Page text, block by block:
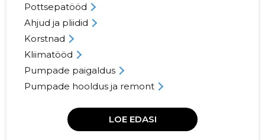
Pottsepatööd
Ahjud ja pliidid
Korstnad
Kliimatööd
Pumpade paigaldus
Pumpade hooldus ja remont
LOE EDASI